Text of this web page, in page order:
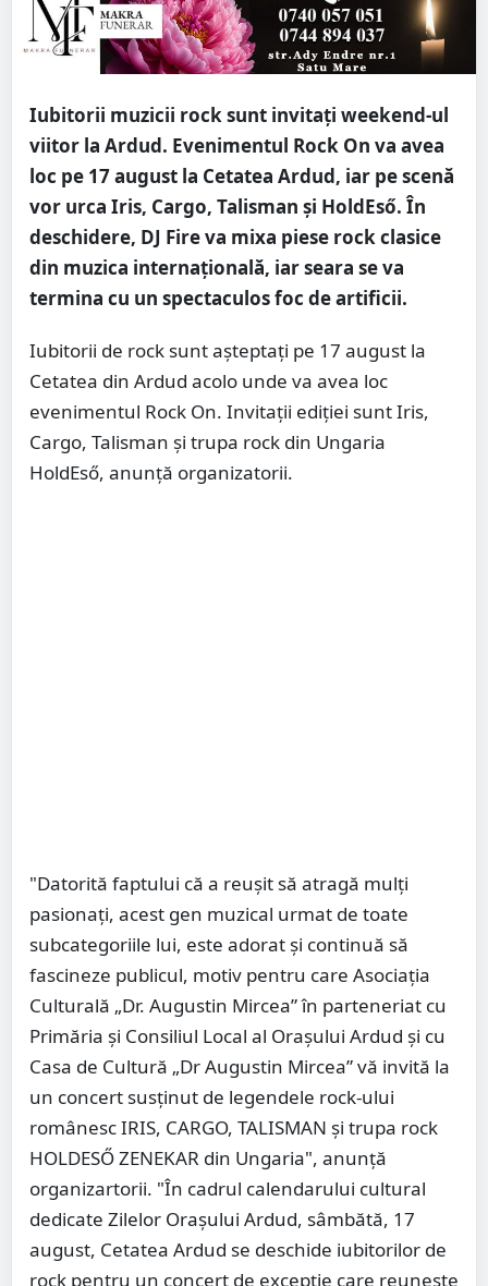
Iubitorii muzicii rock sunt invitați weekend-ul
viitor la Ardud. Evenimentul Rock On va avea
loc pe 17 august la Cetatea Ardud, iar pe scenă
vor urca Iris, Cargo, Talisman și HoldEső. În
deschidere, DJ Fire va mixa piese rock clasice
din muzica internațională, iar seara se va
termina cu un spectaculos foc de artificii.
Iubitorii de rock sunt așteptați pe 17 august la
Cetatea din Ardud acolo unde va avea loc
evenimentul Rock On. Invitații ediției sunt Iris,
Cargo, Talisman și trupa rock din Ungaria
HoldEső, anunță organizatorii.
"Datorită faptului că a reușit să atragă mulți
pasionați, acest gen muzical urmat de toate
subcategoriile lui, este adorat și continuă să
fascineze publicul, motiv pentru care Asociația
Culturală „Dr. Augustin Mircea” în parteneriat cu
Primăria și Consiliul Local al Orașului Ardud și cu
Casa de Cultură „Dr Augustin Mircea” vă invită la
un concert susținut de legendele rock-ului
românesc IRIS, CARGO, TALISMAN și trupa rock
HOLDESŐ ZENEKAR din Ungaria", anunță
organizartorii. "În cadrul calendarului cultural
dedicate Zilelor Orașului Ardud, sâmbătă, 17
august, Cetatea Ardud se deschide iubitorilor de
rock pentru un concert de excepție care reunește